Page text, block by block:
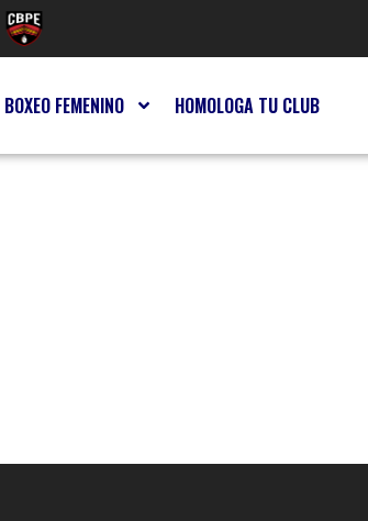
BOXEO FEMENINO HOMOLOGA TU CLUB